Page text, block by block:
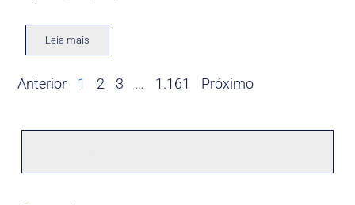
Leia mais
Anterior 1 2 3 … 1.161 Próximo